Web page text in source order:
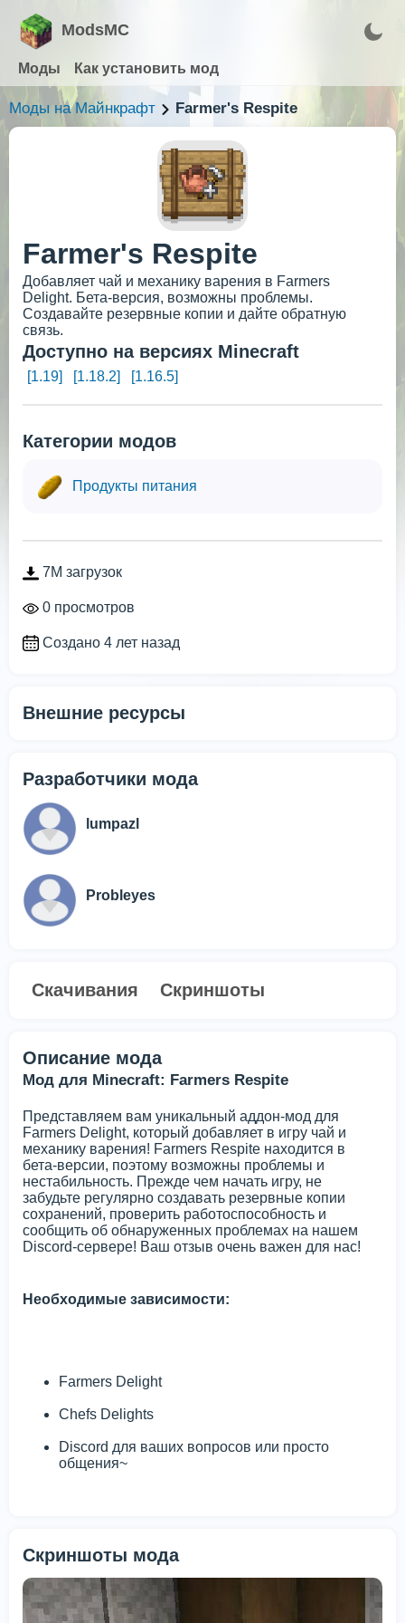
ModsMC
Моды Как установить мод
Моды на Майнкрафт Farmer's Respite
Farmer's Respite
Добавляет чай и механику варения в Farmers
Delight. Бета-версия, возможны проблемы.
Создавайте резервные копии и дайте обратную
связь.
Доступно на версиях Minecraft
[1.19] [1.18.2] [1.16.5]
Категории модов
Продукты питания
7M загрузок
0 просмотров
Создано 4 лет назад
Внешние ресурсы
Разработчики мода
lumpazl
Probleyes
Скачивания Скриншоты
Описание мода
Мод для Minecraft: Farmers Respite
Представляем вам уникальный аддон-мод для
Farmers Delight, который добавляет в игру чай и
механику варения! Farmers Respite находится в
бета-версии, поэтому возможны проблемы и
нестабильность. Прежде чем начать игру, не
забудьте регулярно создавать резервные копии
сохранений, проверить работоспособность и
сообщить об обнаруженных проблемах на нашем
Discord-сервере! Ваш отзыв очень важен для нас!
Необходимые зависимости:
Farmers Delight
Chefs Delights
Discord для ваших вопросов или просто
общения~
Скриншоты мода